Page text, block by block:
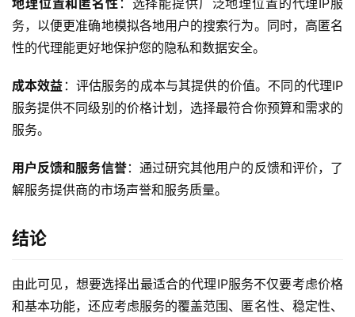
务，以便更准确地模拟各地用户的搜索行为。同时，高匿名
性的代理能更好地保护您的隐私和数据安全。
成本效益 ：评估服务的成本与其提供的价值。不同的代理IP
服务提供不同级别的价格计划，选择最符合你预算和需求的
服务。
用户反馈和服务信誉：通过研究其他用户的反馈和评价，了
解服务提供商的市场声誉和服务质量。
结论
由此可见，想要选择出最适合的代理IP服务不仅要考虑价格
和基本功能，还应考虑服务的覆盖范围、匿名性、稳定性、